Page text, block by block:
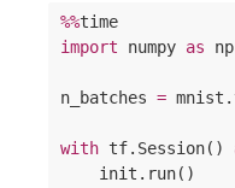
%%
import numpy as np
n_batches =
with tf.Session()
    init.run()